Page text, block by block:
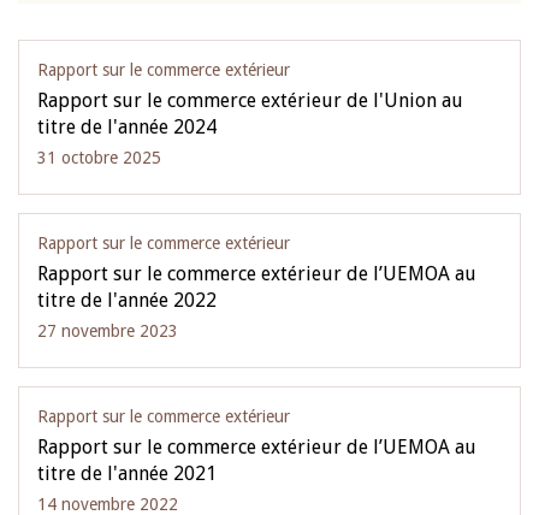
Rapport sur le commerce extérieur
Rapport sur le commerce extérieur de l'Union au
titre de l'année 2024
31 octobre 2025
Rapport sur le commerce extérieur
Rapport sur le commerce extérieur de l’UEMOA au
titre de l'année 2022
27 novembre 2023
Rapport sur le commerce extérieur
Rapport sur le commerce extérieur de l’UEMOA au
titre de l'année 2021
14 novembre 2022